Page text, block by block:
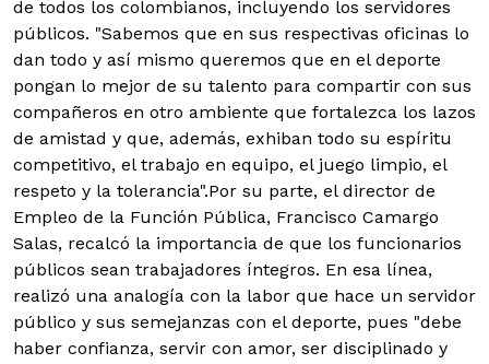
de todos los colombianos, incluyendo los servidores
públicos. "Sabemos que en sus respectivas oficinas lo
dan todo y así mismo queremos que en el deporte
pongan lo mejor de su talento para compartir con sus
compañeros en otro ambiente que fortalezca los lazos
de amistad y que, además, exhiban todo su espíritu
competitivo, el trabajo en equipo, el juego limpio, el
respeto y la tolerancia".Por su parte, el director de
Empleo de la Función Pública, Francisco Camargo
Salas, recalcó la importancia de que los funcionarios
públicos sean trabajadores íntegros. En esa línea,
realizó una analogía con la labor que hace un servidor
público y sus semejanzas con el deporte, pues "debe
haber confianza, servir con amor, ser disciplinado y